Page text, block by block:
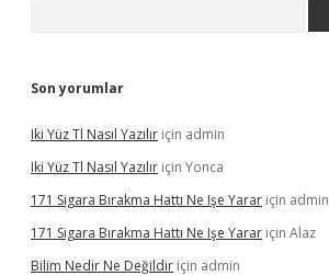
Son yorumlar
Iki Yüz Tl Nasıl Yazılır için admin
Iki Yüz Tl Nasıl Yazılır için Yonca
171 Sigara Bırakma Hattı Ne Işe Yarar için admin
171 Sigara Bırakma Hattı Ne Işe Yarar için Alaz
Bilim Nedir Ne Değildir için admin